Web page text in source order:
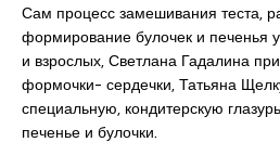
Сам процесс замешивания теста,
формирование булочек и печенья
и взрослых, Светлана Гадалина
формочки- сердечки, Татьяна
специальную, кондитерскую
печенье и булочки.